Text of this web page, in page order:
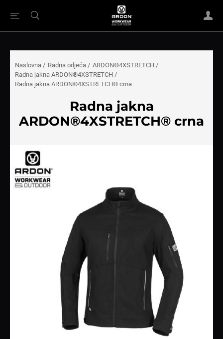
Naslovna / Radna odjeća / ARDON®4XSTRETCH /
Radna jakna ARDON®4XSTRETCH /
Radna jakna ARDON®4XSTRETCH® crna
Radna jakna
ARDON®4XSTRETCH® crna